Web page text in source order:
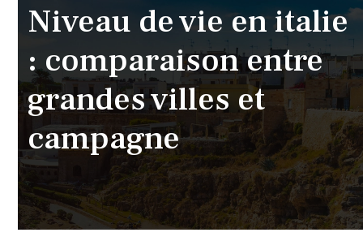
Niveau de vie en italie
: comparaison entre
grandes villes et
campagne